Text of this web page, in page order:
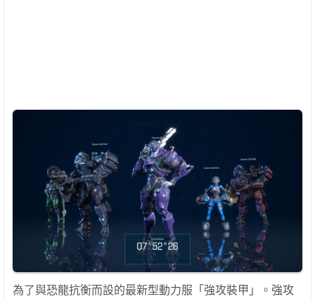
為了與恐龍抗衡而設的最新型動力服「強攻裝甲」。強攻